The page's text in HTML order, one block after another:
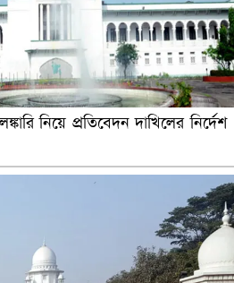
সাধারণ সম্পাদকের পদত্যাগ
নিয়ে প্রতিবেদন দাখিলের নির্দেশ